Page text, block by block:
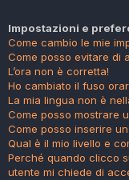
Impostazioni e
Come cambio le mie
Come posso evitare di
L’ora non è corretta!
Ho cambiato il fuso
La mia lingua non è
Come posso mostrare
Come posso inserire
Qual è il mio livello e
Perché quando clicco
utente mi chiede di